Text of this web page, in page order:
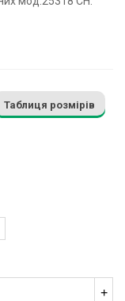
Таблиця розмірів
+